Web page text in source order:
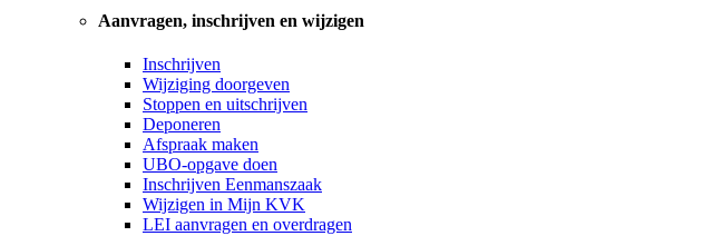
Aanvragen, inschrijven en wijzigen
Inschrijven
Wijziging doorgeven
Stoppen en uitschrijven
Deponeren
Afspraak maken
UBO-opgave doen
Inschrijven Eenmanszaak
Wijzigen in Mijn KVK
LEI aanvragen en overdragen